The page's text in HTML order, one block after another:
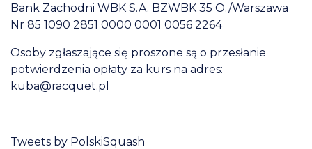
Bank Zachodni WBK S.A. BZWBK 35 O./Warszawa
Nr 85 1090 2851 0000 0001 0056 2264
Osoby zgłaszające się proszone są o przesłanie
potwierdzenia opłaty za kurs na adres:
kuba@racquet.pl
Tweets by PolskiSquash